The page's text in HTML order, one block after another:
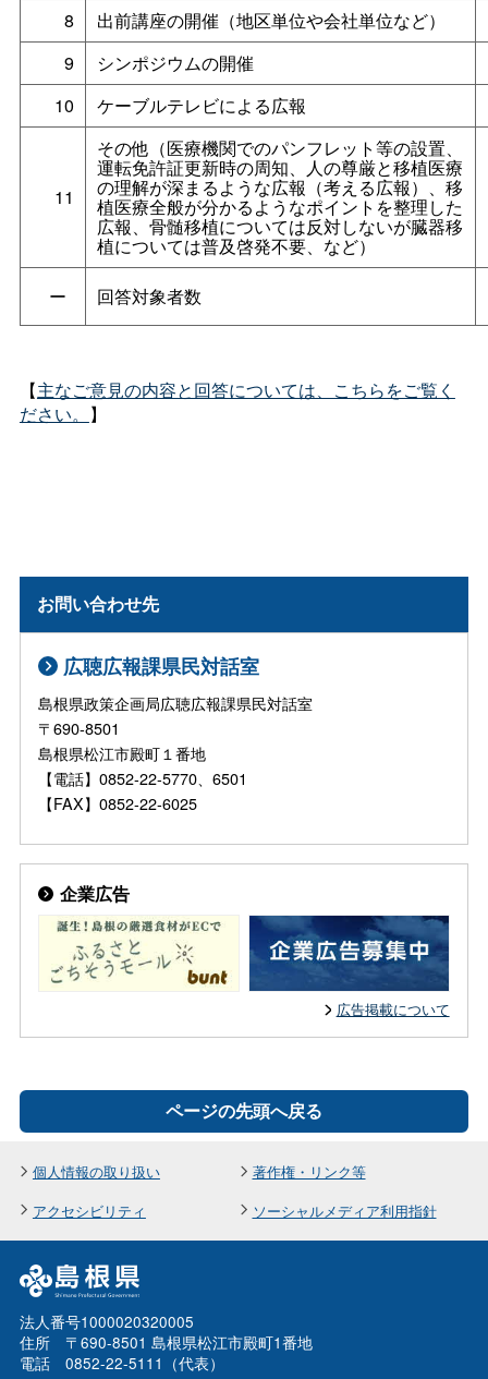
8
出前講座の開催（地区単位や会社単位など）
9
シンポジウムの開催
10
ケーブルテレビによる広報
11
その他（医療機関でのパンフレット等の設置、
運転免許証更新時の周知、人の尊厳と移植医療
の理解が深まるような広報（考える広報）、移
植医療全般が分かるようなポイントを整理した
広報、骨髄移植については反対しないが臓器移
植については普及啓発不要、など）
ー
回答対象者数
【主なご意見の内容と回答については、こちらをご覧く
ださい。 】
お問い合わせ先
広聴広報課県民対話室
島根県政策企画局広聴広報課県民対話室
〒690-8501
島根県松江市殿町１番地
【電話】0852-22-5770、6501
【FAX】0852-22-6025
企業広告
広告掲載について
ページの先頭へ戻る
個人情報の取り扱い
著作権・リンク等
アクセシビリティ
ソーシャルメディア利用指針
法人番号1000020320005
住所 〒690-8501 島根県松江市殿町1番地
電話 0852-22-5111（代表）